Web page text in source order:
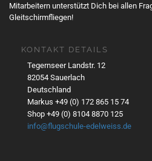
Mitarbeitern unterstützt Dich bei allen
Gleitschirmfliegen!
KONTAKT DETAILS
Tegernseer Landstr. 12
82054 Sauerlach
Deutschland
Markus +49 (0) 172 865 15 74
Shop +49 (0) 8104 8870 125
info@flugschule-edelweiss.de
des
Twe
akze
en
die
Date
nsch